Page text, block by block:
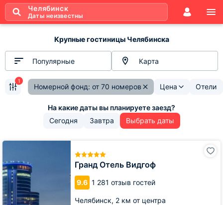
Челябинск
Даты неизвестны
Крупные гостиницы Челябинска
Популярные Карта
Номерной фонд: от 70 номеров Цена Отели
1
Сегодня Завтра Выбрать даты
Гранд Отель Видгоф
9.6 1 281 отзыв гостей
Челябинск, 2 км от центра
Гранд
Видгоф